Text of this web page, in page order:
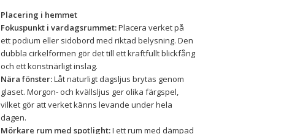
Placering i hemmet
Fokuspunkt i vardagsrummet: Placera verket på
ett podium eller sidobord med riktad belysning. Den
dubbla cirkelformen gör det till ett kraftfullt blickfång
och ett konstnärligt inslag.
Nära fönster: Låt naturligt dagsljus brytas genom
glaset. Morgon- och kvällsljus ger olika färgspel,
vilket gör att verket känns levande under hela
dagen.
Mörkare rum med spotlight: I ett rum med dämpad